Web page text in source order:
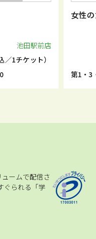
池田駅前店
／1チケット）
女性
第1・3
ームで配信さ
ぐられる「学